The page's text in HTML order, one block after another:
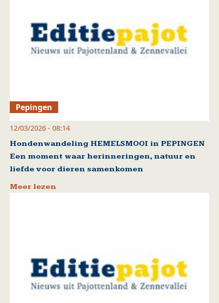
Pepingen
12/03/2026 - 08:14
Hondenwandeling HEMELSMOOI in PEPINGEN
Een moment waar herinneringen, natuur en
liefde voor dieren samenkomen
Meer lezen